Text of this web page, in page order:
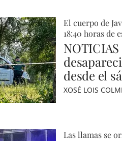
El cuerpo de
18:40 horas de
desde el
XOSÉ LOIS
Las llamas se